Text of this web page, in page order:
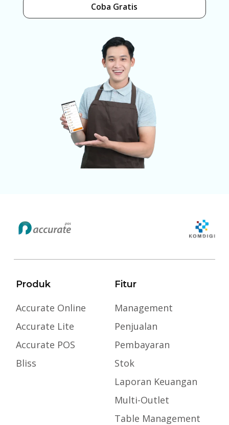
Coba Gratis
Produk
Accurate Online
Accurate Lite
Accurate POS
Bliss
Fitur
Management
Penjualan
Pembayaran
Stok
Laporan Keuangan
Multi-Outlet
Table Management